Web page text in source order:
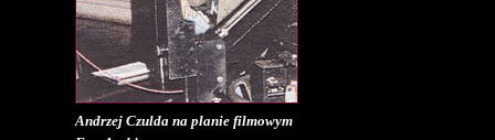
Andrzej Czulda na planie filmowym